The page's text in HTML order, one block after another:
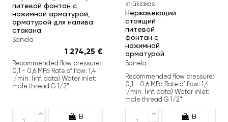
питевой фонтан с
нажимной арматурой,
арматурой для налива
стакана
Sanela
1 274,25 €
Recommended flow pressure:
0,1 - 0,6 MPa Rate of flow: 1,4
l/min. (inf. data) Water inlet:
male thread G 1/2"
В
strūklakas
Нержавеющий
стоящий
питевой
фонтан с
нажимной
арматурой
Sanela
Recommended flow pressure:
0,1 - 0,6 MPa Rate of flow: 1,4
l/min. (inf. data) Water inlet:
male thread G 1/2"
В